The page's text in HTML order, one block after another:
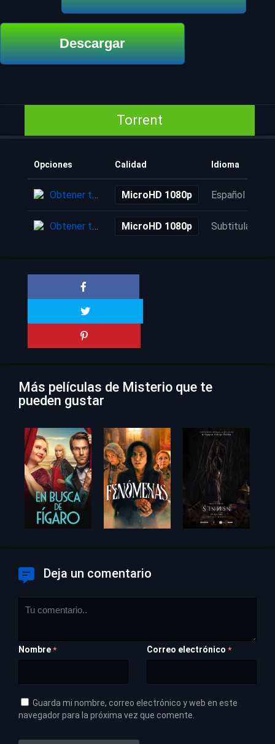
Descargar
Torrent
Opciones Calidad Idioma
Obtener torrent MicroHD 1080p Español
Obtener torrent MicroHD 1080p Subtitulada
Más películas de Misterio que te
pueden gustar
Deja un comentario
Nombre * Correo electrónico *
Guarda mi nombre, correo electrónico y web en este
navegador para la próxima vez que comente.